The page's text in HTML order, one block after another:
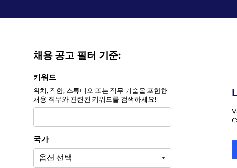
채용 공고 필터 기준:
채용 공고 필터 기준:
키워드
위치, 직함, 스튜디오 또는 직무 기술을 포함한
채용 직무와 관련된 키워드를 검색하세요!
국가